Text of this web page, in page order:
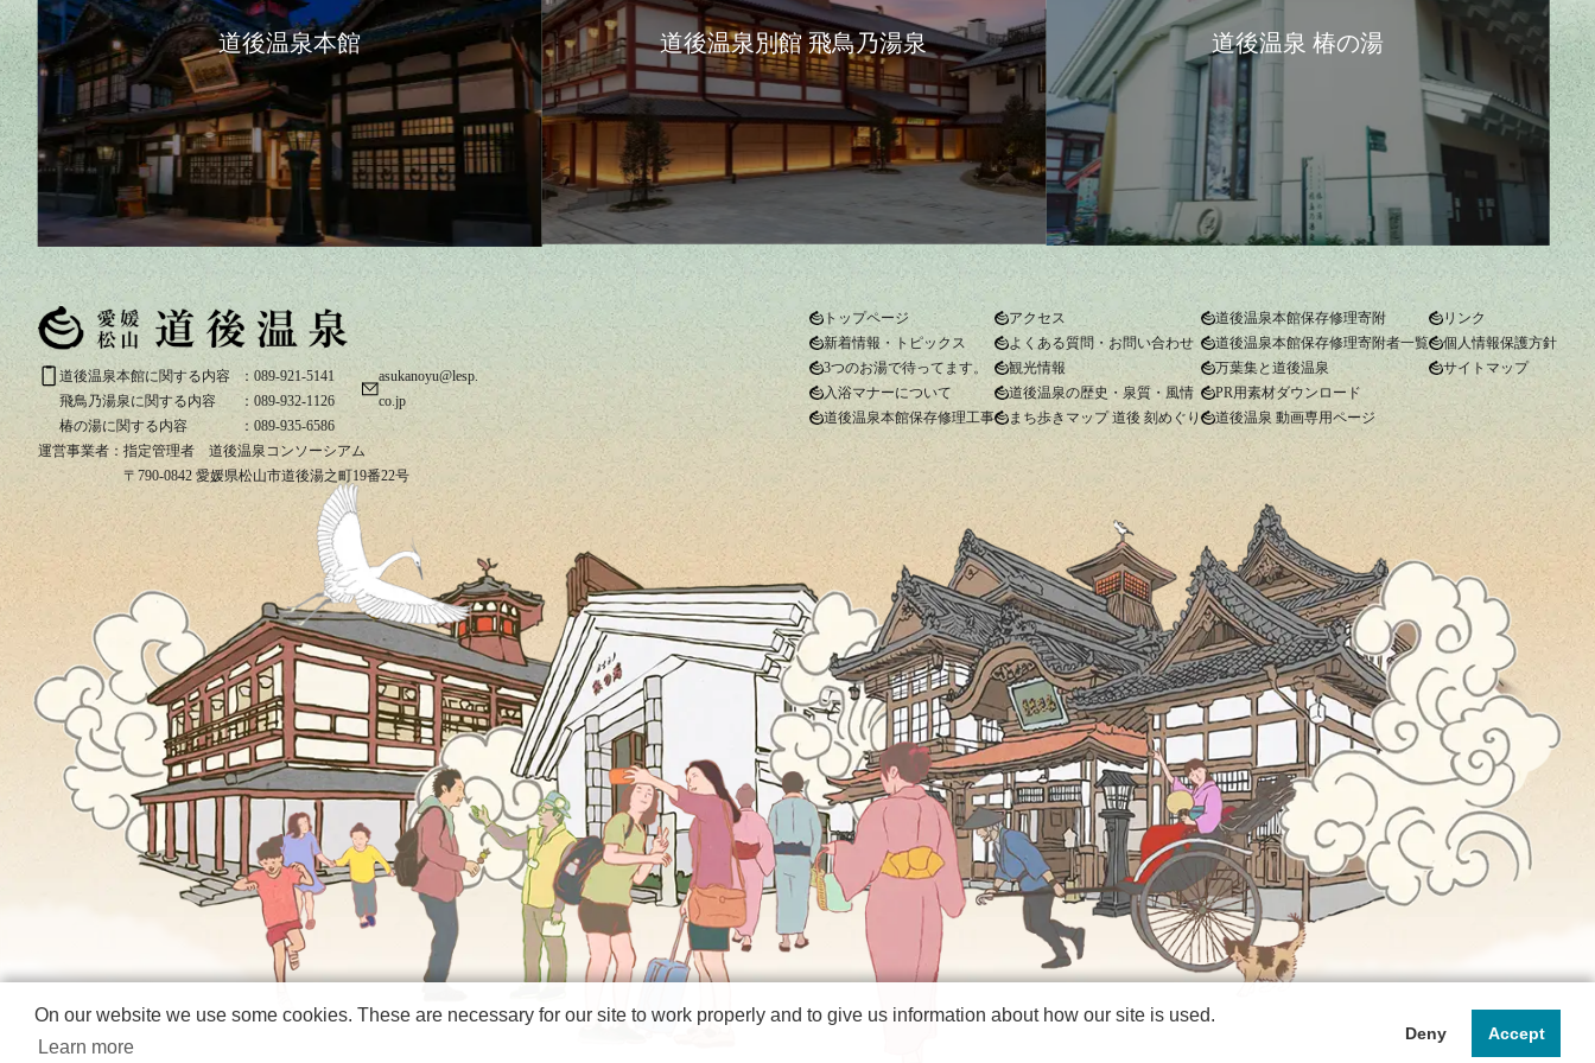
道後温泉本館 道後温泉別館 飛鳥乃湯泉 道後温泉 椿の湯
道後温泉本館に関する内容
：089-921-5141
飛鳥乃湯泉に関する内容
：089-932-1126
椿の湯に関する内容
：089-935-6586
asukanoyu@lesp.
co.jp
運営事業者：指定管理者 道後温泉コンソーシアム
〒790-0842 愛媛県松山市道後湯之町19番22号
トップページ
新着情報・トピックス
3つのお湯で待ってます。
入浴マナーについて
道後温泉本館保存修理工事
アクセス
よくある質問・お問い合わせ
観光情報
道後温泉の歴史・泉質・風情
まち歩きマップ 道後 刻めぐり
道後温泉本館保存修理寄附
道後温泉本館保存修理寄附者一覧
万葉集と道後温泉
PR用素材ダウンロード
道後温泉 動画専用ページ
リンク
個人情報保護方針
サイトマップ
On our website we use some cookies. These are necessary for our site to work properly and to give us information about how our site is used.
Learn more
Deny Accept